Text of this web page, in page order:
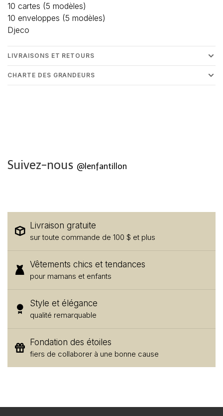
10 cartes (5 modèles)
10 enveloppes (5 modèles)
Djeco
LIVRAISONS ET RETOURS
CHARTE DES GRANDEURS
Suivez-nous @lenfantillon
Livraison gratuite
sur toute commande de 100 $ et plus
Vêtements chics et tendances
pour mamans et enfants
Style et élégance
qualité remarquable
Fondation des étoiles
fiers de collaborer à une bonne cause